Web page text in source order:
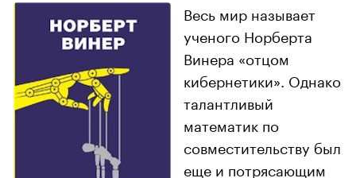
Весь мир называет
ученого Норберта
Винера «отцом
кибернетики». Однако
талантливый
математик по
совместительству был
еще и потрясающим